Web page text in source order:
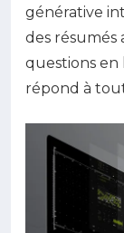
générative
des résumés
questions
répond à